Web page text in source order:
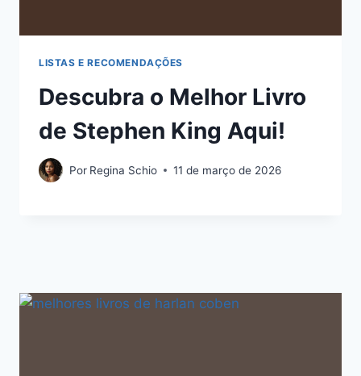
LISTAS E RECOMENDAÇÕES
Descubra o Melhor Livro
de Stephen King Aqui!
Por Regina Schio 11 de março de 2026